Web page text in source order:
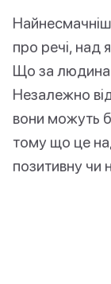
про речі, над
Що за людина
Незалежно
вони можуть
тому що це
позитивну чи